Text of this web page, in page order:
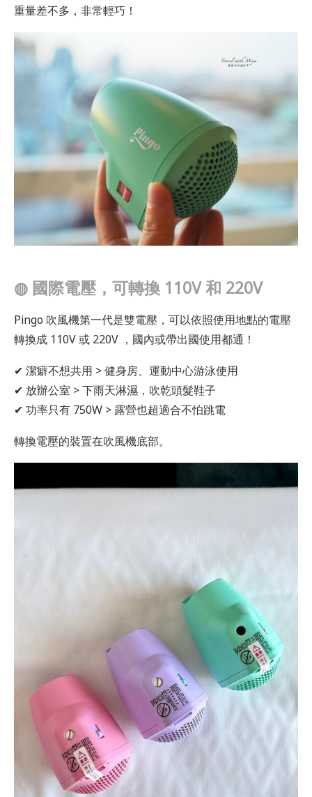
重量差不多，非常輕巧！
◍ 國際電壓，可轉換 110V 和 220V
Pingo 吹風機第一代是雙電壓，可以依照使用地點的電壓
轉換成 110V 或 220V ，國內或帶出國使用都通！
✔ 潔癖不想共用 > 健身房、運動中心游泳使用
✔ 放辦公室 > 下雨天淋濕，吹乾頭髮鞋子
✔ 功率只有 750W > 露營也超適合不怕跳電
轉換電壓的裝置在吹風機底部。